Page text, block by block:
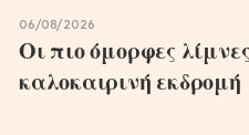
06/08/2026
Οι πιο όμορφες
καλοκαιρινή εκδρομή